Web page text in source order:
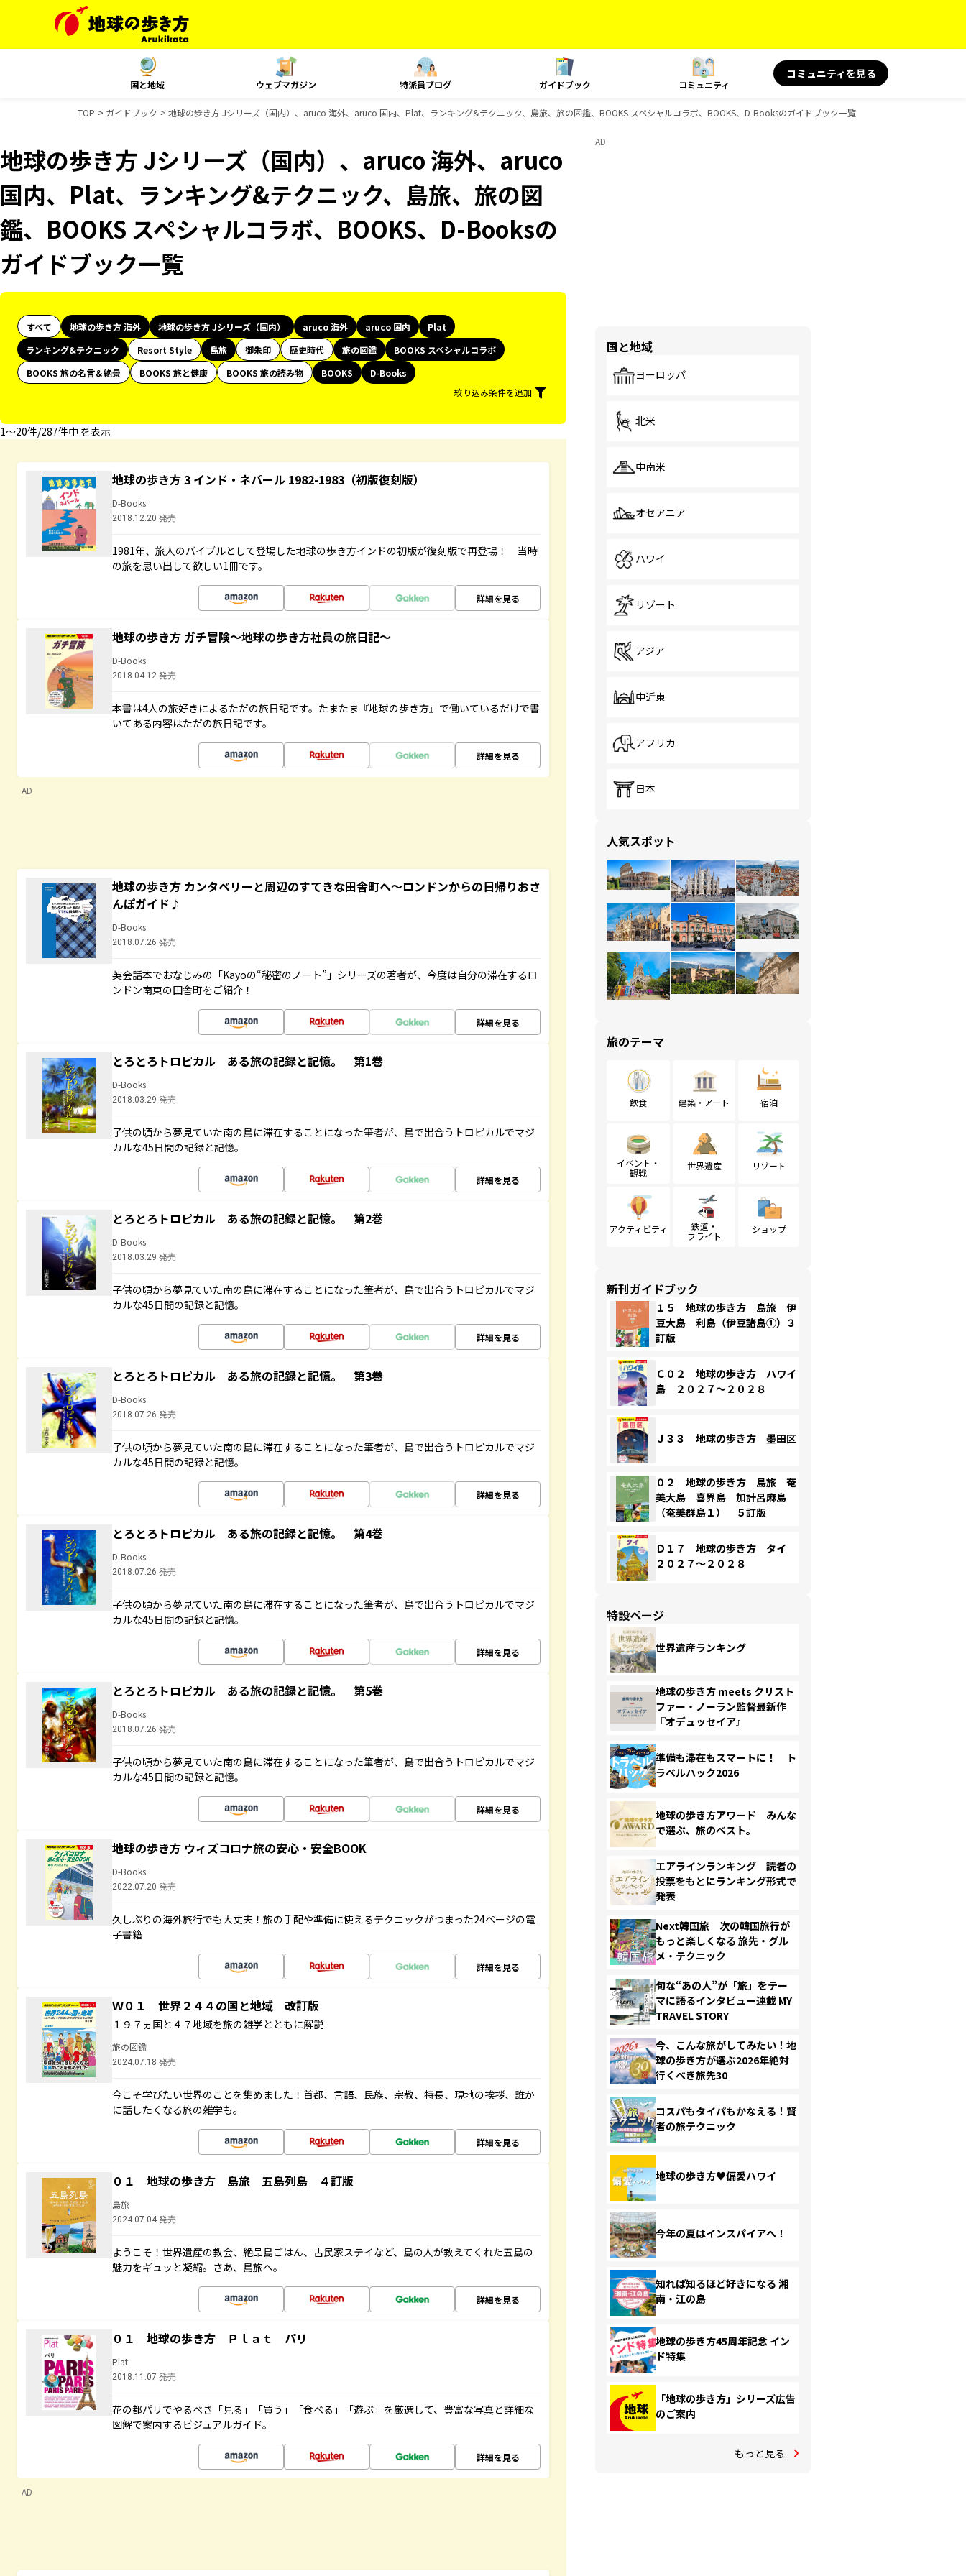
国と地域 ウェブマガジン 特派員ブログ ガイドブック コミュニティ
コミュニティを見る
TOP ガイドブック 地球の歩き方 Jシリーズ（国内）、aruco 海外、aruco 国内、Plat、ランキング&テクニック、島旅、旅の図鑑、BOOKS スペシャルコラボ、BOOKS、D-Booksのガイドブック一覧
地球の歩き方 Jシリーズ（国内）、aruco 海外、aruco
国内、Plat、ランキング&テクニック、島旅、旅の図
鑑、BOOKS スペシャルコラボ、BOOKS、D-Booksの
ガイドブック一覧
すべて 地球の歩き方 海外 地球の歩き方 Jシリーズ（国内） aruco 海外 aruco 国内
Plat
ランキング&テクニック
Resort Style 島旅 御朱印 歴史時代 旅の図鑑
BOOKS スペシャルコラボ
BOOKS 旅の名言＆絶景
BOOKS 旅と健康 BOOKS 旅の読み物 BOOKS
D-Books
絞り込み条件を追加
1〜20件/287件中 を表示
地球の歩き方 3 インド・ネパール 1982-1983（初版復刻版）
D-Books
2018.12.20 発売
1981年、旅人のバイブルとして登場した地球の歩き方インドの初版が復刻版で再登場！ 当時
の旅を思い出して欲しい1冊です。
詳細を見る
地球の歩き方 ガチ冒険～地球の歩き方社員の旅日記～
D-Books
2018.04.12 発売
本書は4人の旅好きによるただの旅日記です。たまたま『地球の歩き方』で働いているだけで書
いてある内容はただの旅日記です。
詳細を見る
AD
地球の歩き方 カンタベリーと周辺のすてきな田舎町へ～ロンドンからの日帰りおさ
んぽガイド♪
D-Books
2018.07.26 発売
英会話本でおなじみの「Kayoの“秘密のノート”」シリーズの著者が、今度は自分の滞在するロ
ンドン南東の田舎町をご紹介！
詳細を見る
とろとろトロピカル ある旅の記録と記憶。 第1巻
D-Books
2018.03.29 発売
子供の頃から夢見ていた南の島に滞在することになった筆者が、島で出合うトロピカルでマジ
カルな45日間の記録と記憶。
詳細を見る
とろとろトロピカル ある旅の記録と記憶。 第2巻
D-Books
2018.03.29 発売
子供の頃から夢見ていた南の島に滞在することになった筆者が、島で出合うトロピカルでマジ
カルな45日間の記録と記憶。
詳細を見る
とろとろトロピカル ある旅の記録と記憶。 第3巻
D-Books
2018.07.26 発売
子供の頃から夢見ていた南の島に滞在することになった筆者が、島で出合うトロピカルでマジ
カルな45日間の記録と記憶。
詳細を見る
とろとろトロピカル ある旅の記録と記憶。 第4巻
D-Books
2018.07.26 発売
子供の頃から夢見ていた南の島に滞在することになった筆者が、島で出合うトロピカルでマジ
カルな45日間の記録と記憶。
詳細を見る
とろとろトロピカル ある旅の記録と記憶。 第5巻
D-Books
2018.07.26 発売
子供の頃から夢見ていた南の島に滞在することになった筆者が、島で出合うトロピカルでマジ
カルな45日間の記録と記憶。
詳細を見る
地球の歩き方 ウィズコロナ旅の安心・安全BOOK
D-Books
2022.07.20 発売
久しぶりの海外旅行でも大丈夫！旅の手配や準備に使えるテクニックがつまった24ページの電
子書籍
詳細を見る
Ｗ０１ 世界２４４の国と地域 改訂版
１９７ヵ国と４７地域を旅の雑学とともに解説
旅の図鑑
2024.07.18 発売
今こそ学びたい世界のことを集めました！首都、言語、民族、宗教、特長、現地の挨拶、誰か
に話したくなる旅の雑学も。
詳細を見る
０１ 地球の歩き方 島旅 五島列島 ４訂版
島旅
2024.07.04 発売
ようこそ！世界遺産の教会、絶品島ごはん、古民家ステイなど、島の人が教えてくれた五島の
魅力をギュッと凝縮。さあ、島旅へ。
詳細を見る
０１ 地球の歩き方 Ｐｌａｔ パリ
Plat
2018.11.07 発売
花の都パリでやるべき「見る」「買う」「食べる」「遊ぶ」を厳選して、豊富な写真と詳細な
図解で案内するビジュアルガイド。
詳細を見る
AD
AD
国と地域
ヨーロッパ
北米
中南米
オセアニア
ハワイ
リゾート
アジア
中近東
アフリカ
日本
人気スポット
旅のテーマ
飲食 建築・アート 宿泊
イベント・
観戦
世界遺産 リゾート
アクティビティ
鉄道・
フライト
ショップ
新刊ガイドブック
１５ 地球の歩き方 島旅 伊
豆大島 利島（伊豆諸島①）３
訂版
Ｃ０２ 地球の歩き方 ハワイ
島 ２０２７～２０２８
Ｊ３３ 地球の歩き方 墨田区
０２ 地球の歩き方 島旅 奄
美大島 喜界島 加計呂麻島
（奄美群島１） ５訂版
Ｄ１７ 地球の歩き方 タイ
２０２７～２０２８
特設ページ
世界遺産ランキング
地球の歩き方 meets クリスト
ファー・ノーラン監督最新作
『オデュッセイア』
準備も滞在もスマートに！ ト
ラベルハック2026
地球の歩き方アワード みんな
で選ぶ、旅のベスト。
エアラインランキング 読者の
投票をもとにランキング形式で
発表
Next韓国旅 次の韓国旅行が
もっと楽しくなる 旅先・グル
メ・テクニック
旬な“あの人”が「旅」をテー
マに語るインタビュー連載 MY
TRAVEL STORY
今、こんな旅がしてみたい！地
球の歩き方が選ぶ2026年絶対
行くべき旅先30
コスパもタイパもかなえる！賢
者の旅テクニック
地球の歩き方♥偏愛ハワイ
今年の夏はインスパイアへ！
知れば知るほど好きになる 湘
南・江の島
地球の歩き方45周年記念 イン
ド特集
「地球の歩き方」シリーズ広告
のご案内
もっと見る